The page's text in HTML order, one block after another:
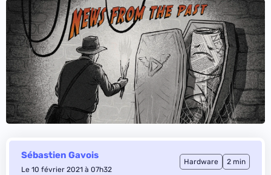
Sébastien Gavois
Le 10 février 2021 à 07h32
Hardware 2 min